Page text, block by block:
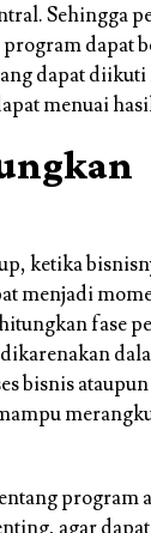
Sehingga
dapat
dapat diikuti
menuai
ketika
menjadi
fase
bisnis
program